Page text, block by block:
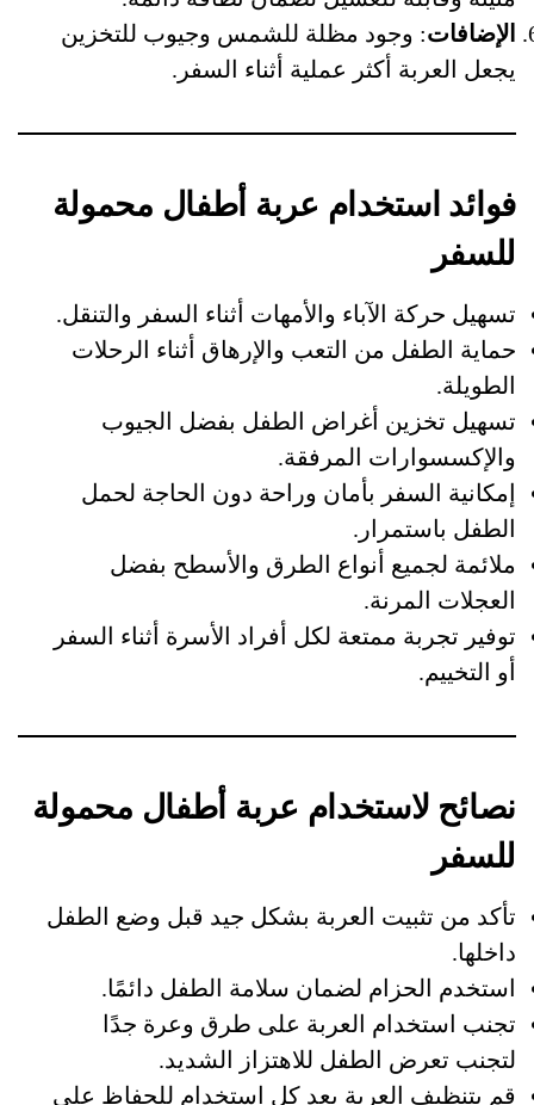
الإضافات: وجود مظلة للشمس وجيوب للتخزين
يجعل العربة أكثر عملية أثناء السفر.
فوائد استخدام عربة أطفال محمولة
للسفر
تسهيل حركة الآباء والأمهات أثناء السفر والتنقل.
حماية الطفل من التعب والإرهاق أثناء الرحلات
الطويلة.
تسهيل تخزين أغراض الطفل بفضل الجيوب
والإكسسوارات المرفقة.
إمكانية السفر بأمان وراحة دون الحاجة لحمل
الطفل باستمرار.
ملائمة لجميع أنواع الطرق والأسطح بفضل
العجلات المرنة.
توفير تجربة ممتعة لكل أفراد الأسرة أثناء السفر
أو التخييم.
نصائح لاستخدام عربة أطفال محمولة
للسفر
تأكد من تثبيت العربة بشكل جيد قبل وضع الطفل
داخلها.
استخدم الحزام لضمان سلامة الطفل دائمًا.
تجنب استخدام العربة على طرق وعرة جدًا
لتجنب تعرض الطفل للاهتزاز الشديد.
قم بتنظيف العربة بعد كل استخدام للحفاظ على